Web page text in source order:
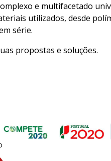
e multifacetado
utilizados, desde
série.
propostas e soluções.